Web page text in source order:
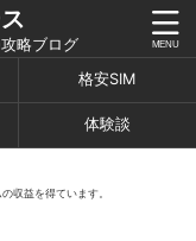
略ブログ
格安SIM
体験談
収益を得ています。